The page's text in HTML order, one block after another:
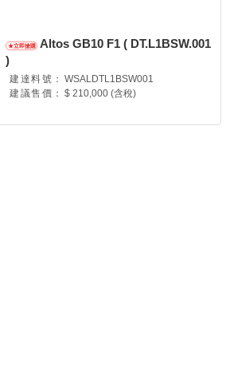
Altos GB10 F1 ( DT.L1BSW.001
)
建達料號： WSALDTL1BSW001
建議售價： $ 210,000 (含稅)